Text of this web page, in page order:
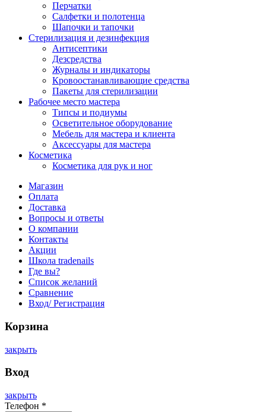
Перчатки
Салфетки и полотенца
Шапочки и тапочки
Стерилизация и дезинфекция
Антисептики
Дезсредства
Журналы и индикаторы
Кровоостанавливающие средства
Пакеты для стерилизации
Рабочее место мастера
Типсы и подиумы
Осветительное оборудование
Мебель для мастера и клиента
Аксессуары для мастера
Косметика
Косметика для рук и ног
Магазин
Оплата
Доставка
Вопросы и ответы
О компании
Контакты
Акции
Школа tradenails
Где вы?
Список желаний
Сравнение
Вход/ Регистрация
Корзина
закрыть
Вход
закрыть
Телефон *